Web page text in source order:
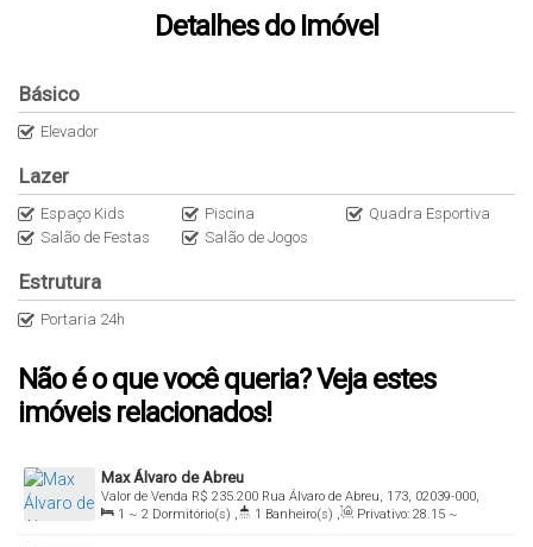
Detalhes do Imóvel
Básico
Elevador
Lazer
Espaço Kids Piscina
Quadra Esportiva
Salão de Festas
Salão de Jogos
Estrutura
Portaria 24h
Não é o que você queria? Veja estes
imóveis relacionados!
Max Álvaro de Abreu
R$ 235.200
Valor de Venda
Rua Álvaro de Abreu, 173, 02039-000,
Jardim São Paulo(Zona Norte), São Paulo, São Paulo, Brasil
1 ~ 2 Dormitório(s) , 1 Banheiro(s) , Privativo: 28.15 ~
37.42m² , Total: 28.15m² , Útil: 28.15~ 43.14m²